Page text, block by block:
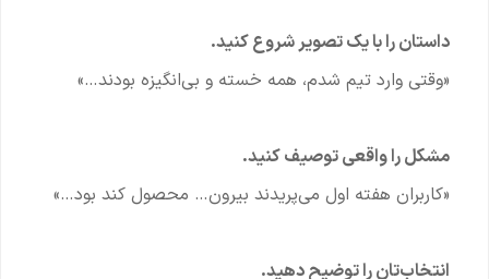
داستان را با یک تصویر شروع کنید.
«وقتی وارد تیم شدم، همه خسته و بی‌انگیزه بودند…»
مشکل را واقعی توصیف کنید.
«کاربران هفته اول می‌پریدند بیرون… محصول کند بود…»
انتخاب‌تان را توضیح دهید.